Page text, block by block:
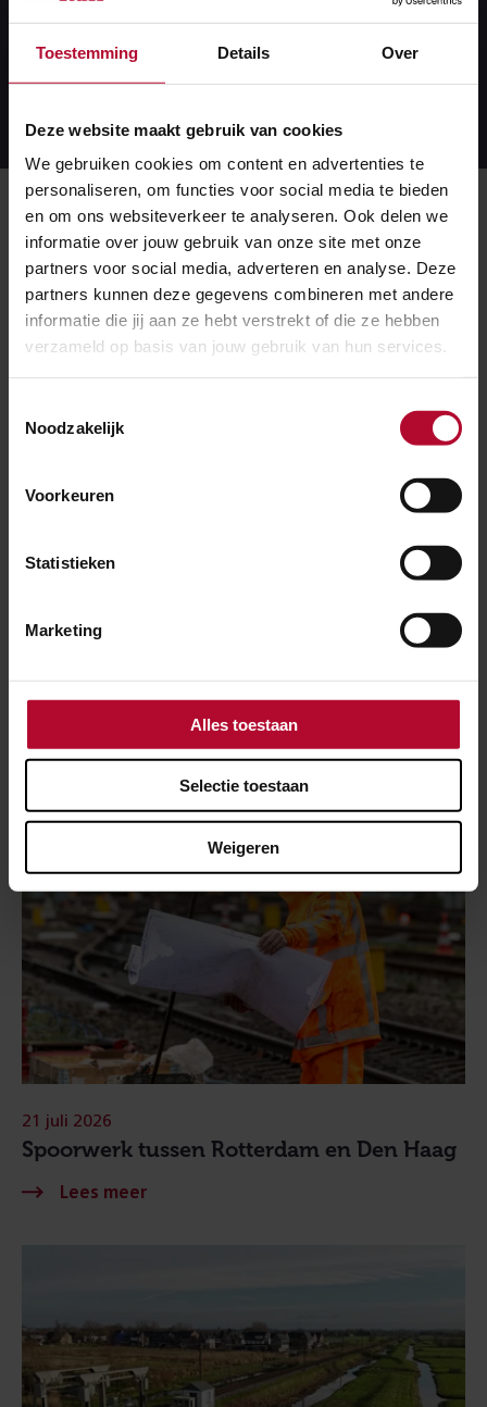
Toestemming Details Over
Deze website maakt gebruik van cookies
We gebruiken cookies om content en advertenties te
personaliseren, om functies voor social media te bieden
en om ons websiteverkeer te analyseren. Ook delen we
informatie over jouw gebruik van onze site met onze
partners voor social media, adverteren en analyse. Deze
partners kunnen deze gegevens combineren met andere
informatie die jij aan ze hebt verstrekt of die ze hebben
verzameld op basis van jouw gebruik van hun services.
Noodzakelijk
Voorkeuren
Statistieken
Marketing
Alles toestaan
Selectie toestaan
Weigeren
huidige gelijkvloerse spoorwegovergang verdwijnt.
Lees meer over dit project
over
project
Meer weten?
Het project is ook te volgen via de
BouwApp. Deze app is te downloaden
in de Apple App Store en Google Play.
Werkzaamheden
Meer nieuws
Spoorwerk tussen Rotterdam en Den Haag
21 juli 2026